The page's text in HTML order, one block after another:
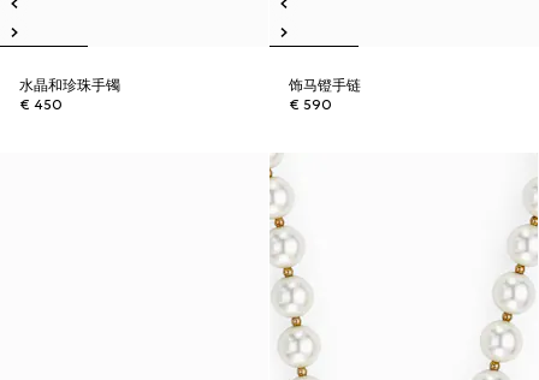
水晶和珍珠手镯
€ 450
饰马镫手链
€ 590